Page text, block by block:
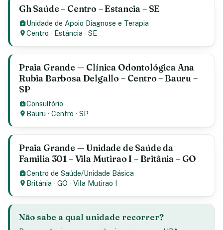
Gh Saúde – Centro – Estancia – SE
Unidade de Apoio Diagnose e Terapia
Centro · Estância ·SE
Praia Grande — Clínica Odontológica Ana
Rubia Barbosa Delgallo – Centro – Bauru –
SP
Consultório
Bauru ·Centro ·SP
Praia Grande — Unidade de Saúde da
Familia 301 – Vila Mutirao I – Britânia – GO
Centro de Saúde/Unidade Básica
Britânia ·GO ·Vila Mutirao I
Não sabe a qual unidade recorrer?